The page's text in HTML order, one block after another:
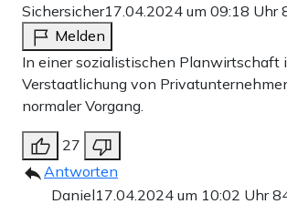
Sichersicher17.04.2024 um 09:18 Uhr
Melden
In einer sozialistischen Planwirtschaft
Verstaatlichung von
normaler Vorgang.
27
Antworten
Daniel17.04.2024 um 10:02 Uhr